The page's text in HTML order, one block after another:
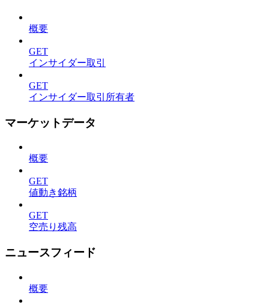
概要
GET
インサイダー取引
GET
インサイダー取引所有者
マーケットデータ
概要
GET
値動き銘柄
GET
空売り残高
ニュースフィード
概要